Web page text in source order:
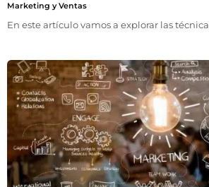
Marketing y Ventas
En este artículo vamos a explorar las